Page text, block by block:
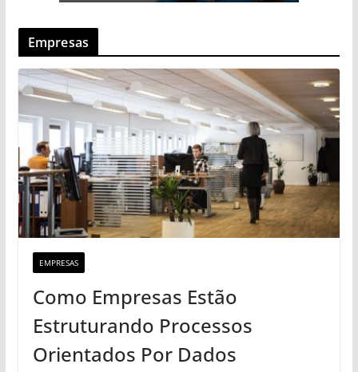
Empresas
EMPRESAS
Como Empresas Estão
Estruturando Processos
Orientados Por Dados